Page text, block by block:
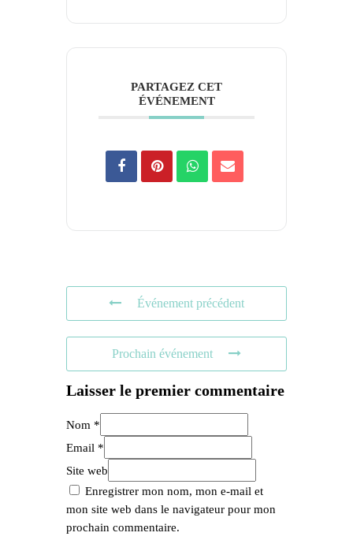
PARTAGEZ CET
ÉVÉNEMENT
Événement précédent
Prochain événement
Laisser le premier commentaire
Nom *
Email *
Site web
Enregistrer mon nom, mon e-mail et
mon site web dans le navigateur pour mon
prochain commentaire.